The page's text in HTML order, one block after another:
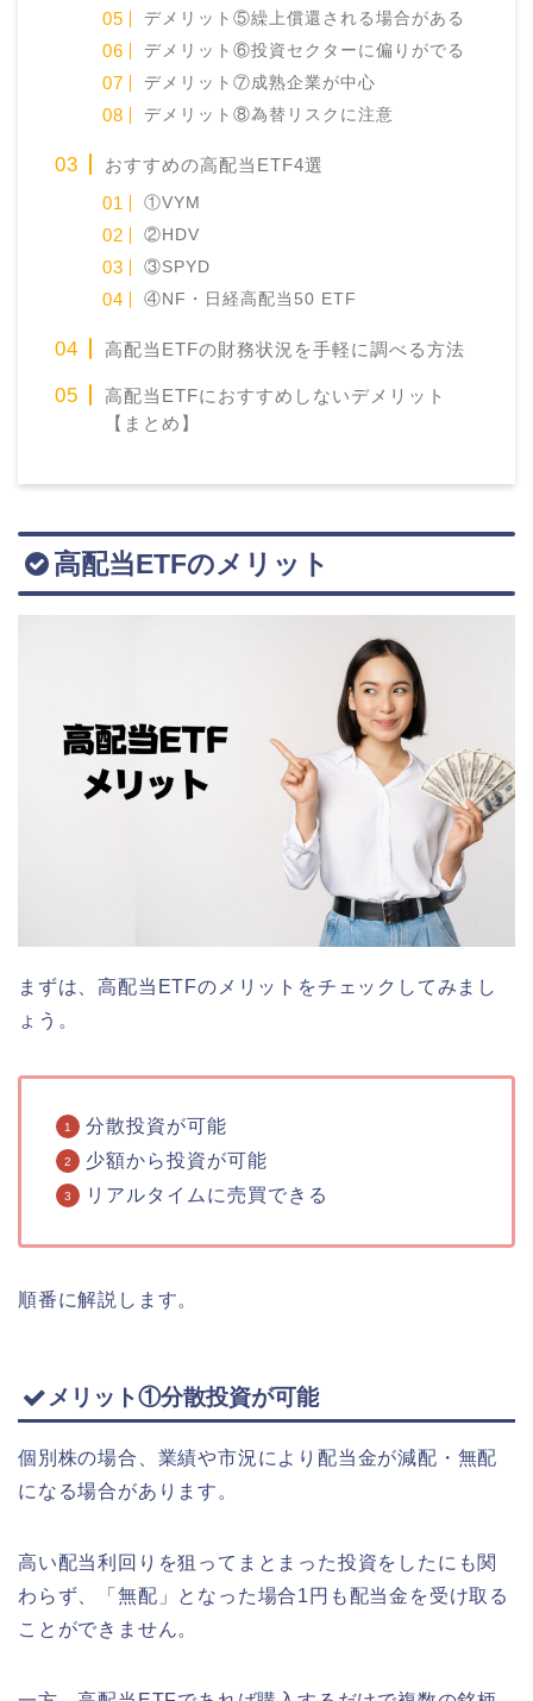
デメリット⑤繰上償還される場合がある
デメリット⑥投資セクターに偏りがでる
デメリット⑦成熟企業が中心
デメリット⑧為替リスクに注意
おすすめの高配当ETF4選
①VYM
②HDV
③SPYD
④NF・日経高配当50 ETF
高配当ETFの財務状況を手軽に調べる方法
高配当ETFにおすすめしないデメリット
【まとめ】
高配当ETFのメリット
まずは、高配当ETFのメリットをチェックしてみまし
ょう。
分散投資が可能
少額から投資が可能
リアルタイムに売買できる
順番に解説します。
メリット①分散投資が可能
個別株の場合、業績や市況により配当金が減配・無配
になる場合があります。
高い配当利回りを狙ってまとまった投資をしたにも関
わらず、「無配」となった場合1円も配当金を受け取る
ことができません。